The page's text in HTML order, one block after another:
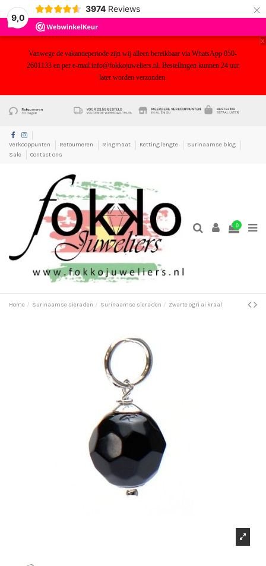
9,0
3974 Reviews ×
Vanwege de vakantieperiode zijn wij alleen bereikbaar via WhatsApp 050-
2601133 en per e-mail info@fokkojuweliers.nl. Bestellingen kunnen 24 uur
later worden verzonden.
x
Verkooppunten Retourneren Ringmaat Ketting lengte
Surinaamse blog
Sale
Contact ons
0
Home Surinaamse sieraden Surinaamse sieraden Zwarte ogri ai kraal